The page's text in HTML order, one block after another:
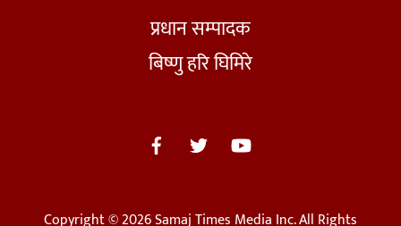
प्रधान सम्पादक
बिष्णु हरि घिमिरे
Copyright © 2026 Samaj Times Media Inc. All Rights